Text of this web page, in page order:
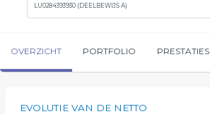
LU0284393930 (DEELBEWIJS A)
OVERZICHT PORTFOLIO PRESTATIES
EVOLUTIE VAN DE NETTO